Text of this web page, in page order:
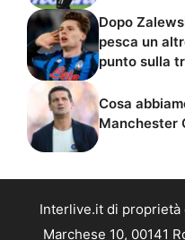
Dopo
pesca un
punto sulla
Cosa
Manchester
Interlive.it di proprietà
Marchese 10, 00141